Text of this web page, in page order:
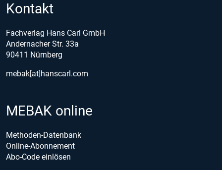
Kontakt
Fachverlag Hans Carl GmbH
Andernacher Str. 33a
90411 Nürnberg
mebak[at]hanscarl.com
MEBAK online
Methoden-Datenbank
Online-Abonnement
Abo-Code einlösen